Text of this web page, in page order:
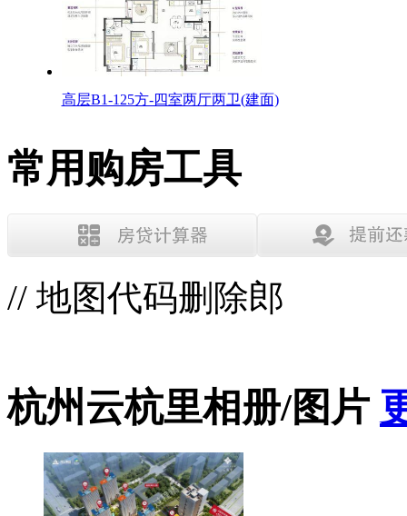
高层B1-125方-四室两厅两卫(建面)
常用购房工具
// 地图代码删除郎
杭州云杭里相册/图片